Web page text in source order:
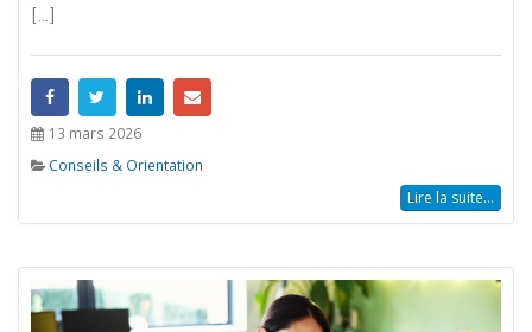
[...]
13 mars 2026
Conseils & Orientation
Lire la suite...